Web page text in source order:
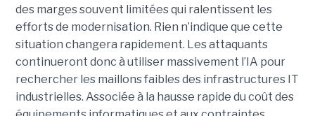
des marges souvent limitées qui ralentissent les
efforts de modernisation. Rien n’indique que cette
situation changera rapidement. Les attaquants
continueront donc à utiliser massivement l’IA pour
rechercher les maillons faibles des infrastructures IT
industrielles. Associée à la hausse rapide du coût des